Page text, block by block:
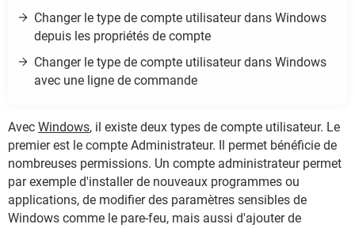
Changer le type de compte utilisateur dans Windows
depuis les propriétés de compte
Changer le type de compte utilisateur dans Windows
avec une ligne de commande
Avec Windows, il existe deux types de compte utilisateur. Le
premier est le compte Administrateur. Il permet bénéficie de
nombreuses permissions. Un compte administrateur permet
par exemple d'installer de nouveaux programmes ou
applications, de modifier des paramètres sensibles de
Windows comme le pare-feu, mais aussi d'ajouter de